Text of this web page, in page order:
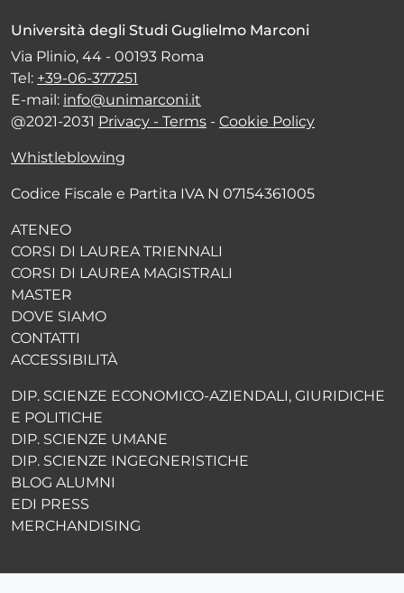
Università degli Studi Guglielmo Marconi
Via Plinio, 44 - 00193 Roma
Tel: +39-06-377251
E-mail: info@unimarconi.it
@2021-2031 Privacy - Terms - Cookie Policy
Whistleblowing
Codice Fiscale e Partita IVA N 07154361005
ATENEO
CORSI DI LAUREA TRIENNALI
CORSI DI LAUREA MAGISTRALI
MASTER
DOVE SIAMO
CONTATTI
ACCESSIBILITÀ
DIP. SCIENZE ECONOMICO-AZIENDALI, GIURIDICHE
E POLITICHE
DIP. SCIENZE UMANE
DIP. SCIENZE INGEGNERISTICHE
BLOG ALUMNI
EDI PRESS
MERCHANDISING